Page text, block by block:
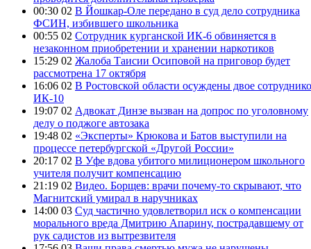
00:30 02 В Йошкар-Оле передано в суд дело сотрудника
ФСИН, избившего школьника
00:55 02 Сотрудник курганской ИК-6 обвиняется в
незаконном приобретении и хранении наркотиков
15:29 02 Жалоба Таисии Осиповой на приговор будет
рассмотрена 17 октября
16:06 02 В Ростовской области осуждены двое
ИК-10
19:07 02 Адвокат Динзе вызван на допрос по уголовному
делу о поджоге автозака
19:48 02 «Эксперты» Крюкова и Батов выступили на
процессе петербургской «Другой России»
20:17 02 В Уфе вдова убитого милиционером школьного
учителя получит компенсацию
21:19 02 Видео. Борщев: врачи почему-то скрывают, что
Магнитский умирал в наручниках
14:00 03 Суд частично удовлетворил иск о компенсации
морального вреда Дмитрию Апарину, пострадавшему от
рук садистов из вытрезвителя